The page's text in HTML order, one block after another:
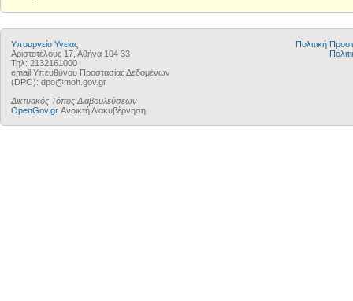
Υπουργείο Υγείας
Αριστοτέλους 17, Αθήνα 104 33
Τηλ: 2132161000
email Υπευθύνου Προστασίας Δεδομένων
(DPO): dpo@moh.gov.gr
Δικτυακός Τόπος Διαβουλεύσεων
OpenGov.gr Ανοικτή Διακυβέρνηση
Πολιτική